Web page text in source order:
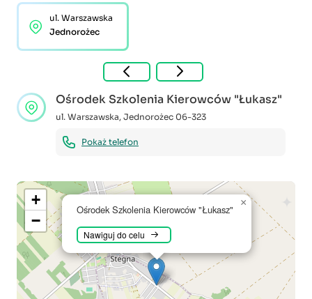
ul. Warszawska
Jednorożec
Ośrodek Szkolenia Kierowców "Łukasz"
ul. Warszawska, Jednorożec 06-323
Pokaż telefon
Ośrodek Szkolenia Kierowców "Łukasz"
Nawiguj do celu
×
+
−